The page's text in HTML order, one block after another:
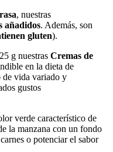
, nuestras
añadidos. Además, son
gluten).
g nuestras Cremas de
en la dieta de
de vida variado y
gustos
verde característico de
la manzana con un fondo
o potenciar el sabor